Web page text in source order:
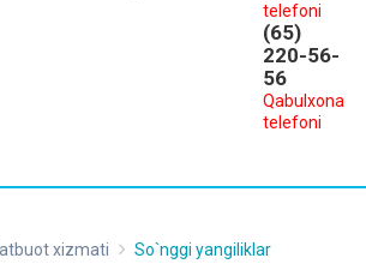
telefoni
(65)
220-56-
56
Qabulxona
telefoni
xizmati So`nggi yangiliklar